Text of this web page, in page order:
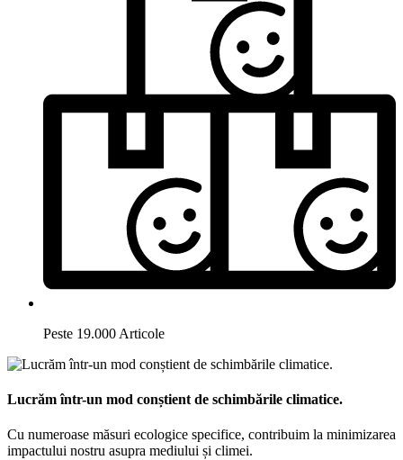
Peste 19.000 Articole
Lucrăm într-un mod conștient de schimbările climatice.
Cu numeroase măsuri ecologice specifice, contribuim la minimizarea
impactului nostru asupra mediului și climei.